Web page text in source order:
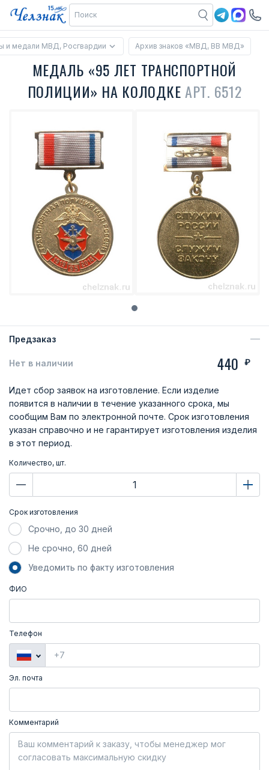
и медали МВД, Росгвардии Архив знаков «МВД, ВВ МВД»
МЕДАЛЬ «95 ЛЕТ ТРАНСПОРТНОЙ
ПОЛИЦИИ» НА КОЛОДКЕАРТ. 6512
Предзаказ
Нет в наличии 440 ₽
Идет сбор заявок на изготовление. Если изделие
появится в наличии в течение указанного срока, мы
сообщим Вам по электронной почте. Срок изготовления
указан справочно и не гарантирует изготовления изделия
в этот период.
Количество, шт.
Срок изготовления
Срочно, до 30 дней
Не срочно, 60 дней
Уведомить по факту изготовления
ФИО
Телефон
Эл. почта
Комментарий